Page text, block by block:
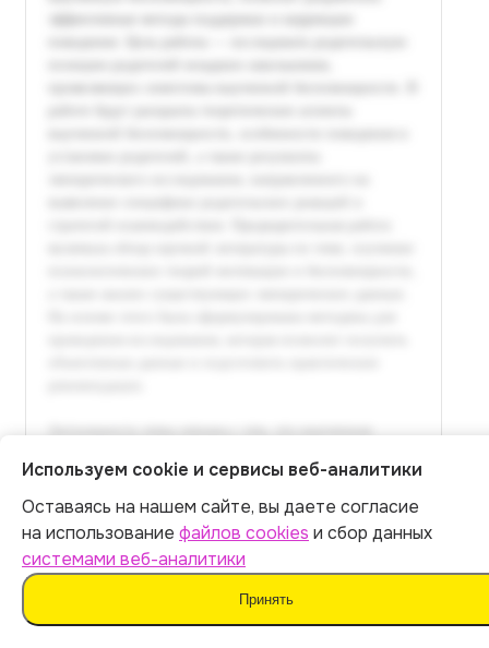
Итог:399р.
Оплатить
Используем cookie и сервисы веб-аналитики
Оставаясь на нашем сайте, вы даете согласие
на использование файлов cookies и сбор данных
системами веб-аналитики
Принять